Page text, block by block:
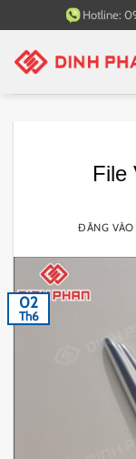
qua
nội
Hotline:
File
ĐĂNG
02
Th6